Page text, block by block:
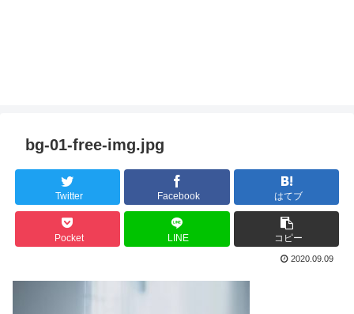
bg-01-free-img.jpg
Twitter Facebook はてブ
Pocket LINE コピー
2020.09.09